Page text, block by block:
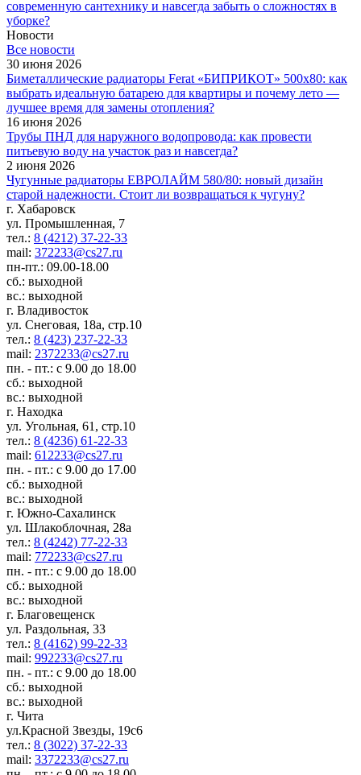
современную сантехнику и навсегда забыть о сложностях в
уборке?
Новости
Все новости
30 июня 2026
Биметаллические радиаторы Ferat «БИПРИКОТ» 500x80: как
выбрать идеальную батарею для квартиры и почему лето —
лучшее время для замены отопления?
16 июня 2026
Трубы ПНД для наружного водопровода: как провести
питьевую воду на участок раз и навсегда?
2 июня 2026
Чугунные радиаторы ЕВРОЛАЙМ 580/80: новый дизайн
старой надежности. Стоит ли возвращаться к чугуну?
г. Хабаровск
ул. Промышленная, 7
тел.: 8 (4212) 37-22-33
mail: 372233@cs27.ru
пн-пт.: 09.00-18.00
сб.: выходной
вс.: выходной
г. Владивосток
ул. Снеговая, 18а, стр.10
тел.: 8 (423) 237-22-33
mail: 2372233@cs27.ru
пн. - пт.: с 9.00 до 18.00
сб.: выходной
вс.: выходной
г. Находка
ул. Угольная, 61, стр.10
тел.: 8 (4236) 61-22-33
mail: 612233@cs27.ru
пн. - пт.: с 9.00 до 17.00
сб.: выходной
вс.: выходной
г. Южно-Сахалинск
ул. Шлакоблочная, 28а
тел.: 8 (4242) 77-22-33
mail: 772233@cs27.ru
пн. - пт.: с 9.00 до 18.00
сб.: выходной
вс.: выходной
г. Благовещенск
ул. Раздольная, 33
тел.: 8 (4162) 99-22-33
mail: 992233@cs27.ru
пн. - пт.: с 9.00 до 18.00
сб.: выходной
вс.: выходной
г. Чита
ул.Красной Звезды, 19с6
тел.: 8 (3022) 37-22-33
mail: 3372233@cs27.ru